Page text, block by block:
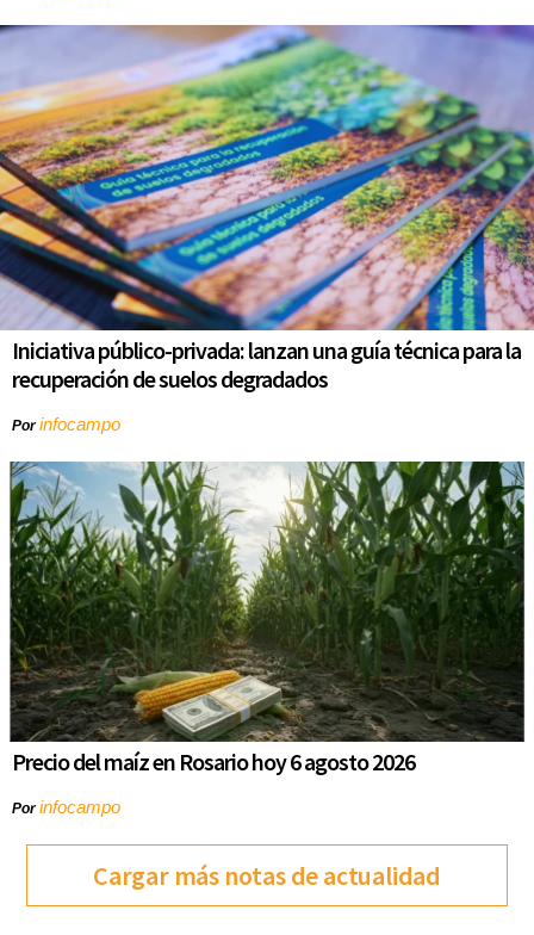
Iniciativa público-privada: lanzan una guía técnica para la
recuperación de suelos degradados
Porinfocampo
Precio del maíz en Rosario hoy 6 agosto 2026
Porinfocampo
Cargar más notas de actualidad